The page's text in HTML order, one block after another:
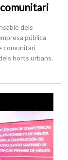
dels
pública
comunitari
horts urbans.